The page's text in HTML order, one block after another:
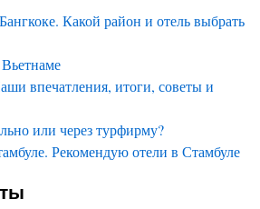
Какой район и отель выбрать
впечатления, итоги, советы и
или через турфирму?
Рекомендую отели в Стамбуле